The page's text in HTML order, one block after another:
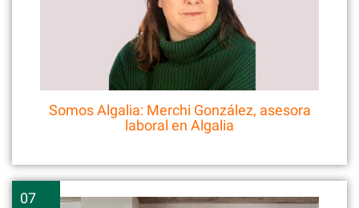
Somos Algalia: Merchi González, asesora
laboral en Algalia
07